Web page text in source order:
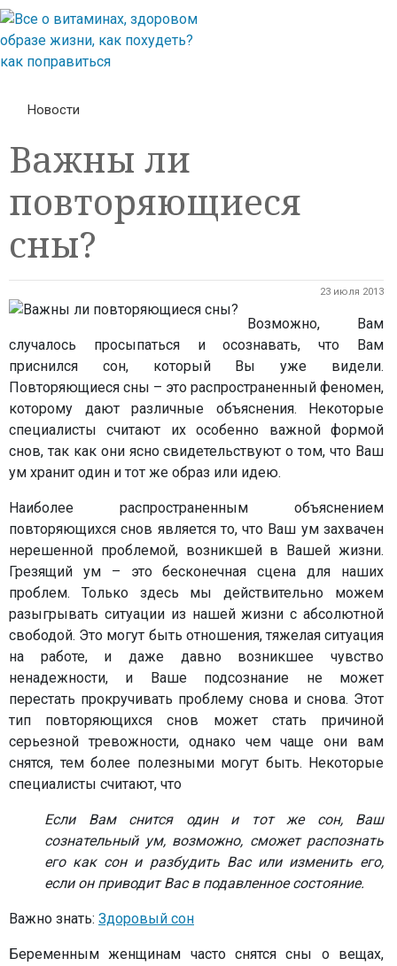
Новости
Важны ли
повторяющиеся
сны?
23 июля 2013
Возможно, Вам
случалось просыпаться и осознавать, что Вам
приснился сон, который Вы уже видели.
Повторяющиеся сны – это распространенный феномен,
которому дают различные объяснения. Некоторые
специалисты считают их особенно важной формой
снов, так как они ясно свидетельствуют о том, что Ваш
ум хранит один и тот же образ или идею.
Наиболее распространенным объяснением
повторяющихся снов является то, что Ваш ум захвачен
нерешенной проблемой, возникшей в Вашей жизни.
Грезящий ум – это бесконечная сцена для наших
проблем. Только здесь мы действительно можем
разыгрывать ситуации из нашей жизни с абсолютной
свободой. Это могут быть отношения, тяжелая ситуация
на работе, и даже давно возникшее чувство
ненадежности, и Ваше подсознание не может
перестать прокручивать проблему снова и снова. Этот
тип повторяющихся снов может стать причиной
серьезной тревожности, однако чем чаще они вам
снятся, тем более полезными могут быть. Некоторые
специалисты считают, что
Если Вам снится один и тот же сон, Ваш
сознательный ум, возможно, сможет распознать
его как сон и разбудить Вас или изменить его,
если он приводит Вас в подавленное состояние.
Важно знать: Здоровый сон
Беременным женщинам часто снятся сны о вещах,